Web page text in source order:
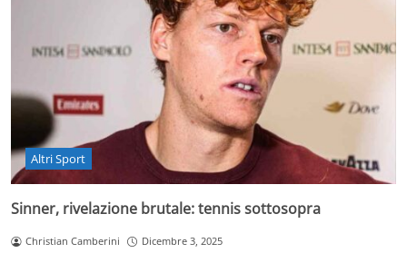
Altri Sport
Sinner, rivelazione brutale: tennis sottosopra
Christian Camberini Dicembre 3, 2025